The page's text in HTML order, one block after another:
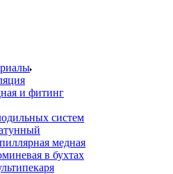
и фитинг
систем
медная
в бухтах